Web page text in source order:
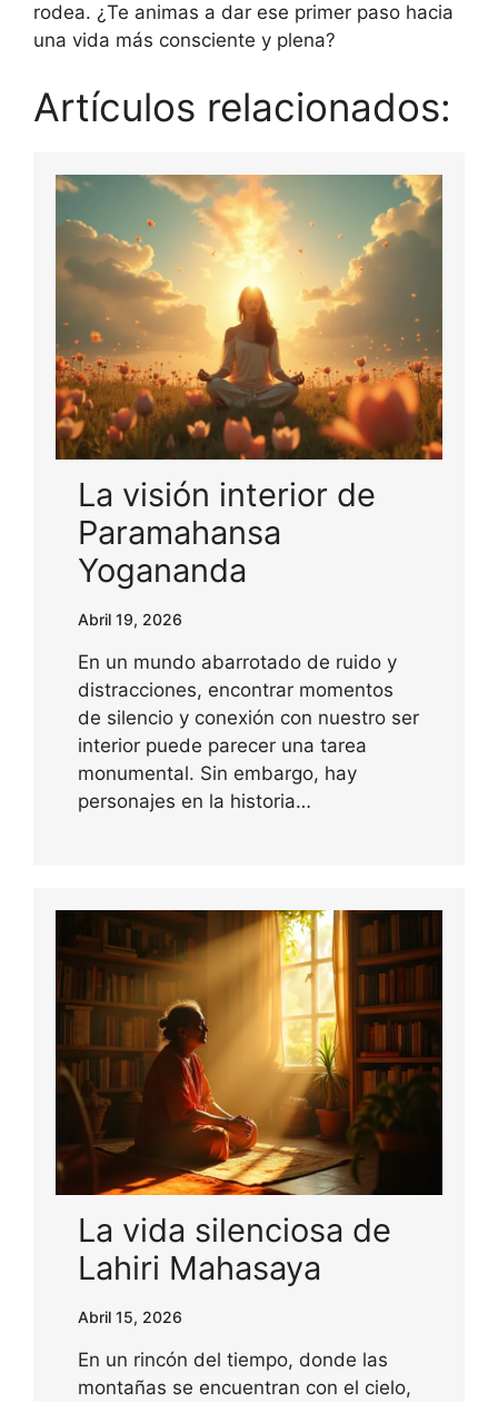
rodea. ¿Te animas a dar ese primer paso hacia
una vida más consciente y plena?
Artículos relacionados:
La visión interior de
Paramahansa
Yogananda
Abril 19, 2026
En un mundo abarrotado de ruido y
distracciones, encontrar momentos
de silencio y conexión con nuestro ser
interior puede parecer una tarea
monumental. Sin embargo, hay
personajes en la historia…
La vida silenciosa de
Lahiri Mahasaya
Abril 15, 2026
En un rincón del tiempo, donde las
montañas se encuentran con el cielo,